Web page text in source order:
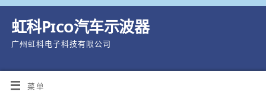
虹科Pico汽车示波器
广州虹科电子科技有限公司
菜单